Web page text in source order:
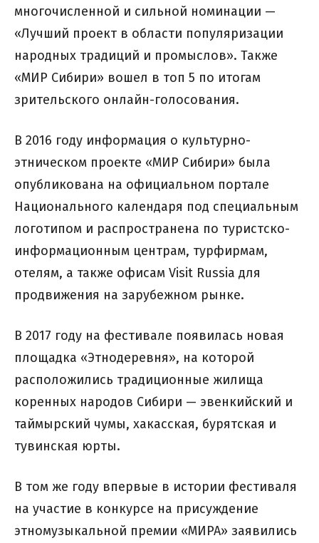
многочисленной и сильной номинации —
«Лучший проект в области популяризации
народных традиций и промыслов». Также
«МИР Сибири» вошел в топ 5 по итогам
зрительского онлайн-голосования.
В 2016 году информация о культурно-
этническом проекте «МИР Сибири» была
опубликована на официальном портале
Национального календаря под специальным
логотипом и распространена по туристско-
информационным центрам, турфирмам,
отелям, а также офисам Visit Russia для
продвижения на зарубежном рынке.
В 2017 году на фестивале появилась новая
площадка «Этнодеревня», на которой
расположились традиционные жилища
коренных народов Сибири — эвенкийский и
таймырский чумы, хакасская, бурятская и
тувинская юрты.
В том же году впервые в истории фестиваля
на участие в конкурсе на присуждение
этномузыкальной премии «МИРА» заявились